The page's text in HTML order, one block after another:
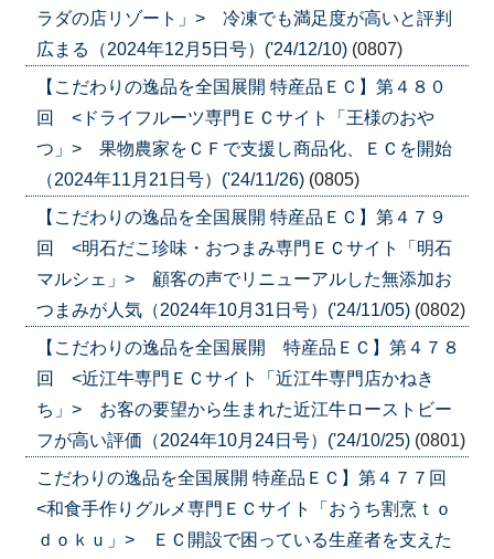
ラダの店リゾート」> 冷凍でも満足度が高いと評判
広まる（2024年12月5日号）('24/12/10) (0807)
【こだわりの逸品を全国展開 特産品ＥＣ】第４８０
回 <ドライフルーツ専門ＥＣサイト「王様のおや
つ」> 果物農家をＣＦで支援し商品化、ＥＣを開始
（2024年11月21日号）('24/11/26) (0805)
【こだわりの逸品を全国展開 特産品ＥＣ】第４７９
回 <明石だこ珍味・おつまみ専門ＥＣサイト「明石
マルシェ」> 顧客の声でリニューアルした無添加お
つまみが人気（2024年10月31日号）('24/11/05) (0802)
【こだわりの逸品を全国展開 特産品ＥＣ】第４７８
回 <近江牛専門ＥＣサイト「近江牛専門店かねき
ち」> お客の要望から生まれた近江牛ローストビー
フが高い評価（2024年10月24日号）('24/10/25) (0801)
こだわりの逸品を全国展開 特産品ＥＣ】第４７７回
<和食手作りグルメ専門ＥＣサイト「おうち割烹ｔｏ
ｄｏｋｕ」> ＥＣ開設で困っている生産者を支えた